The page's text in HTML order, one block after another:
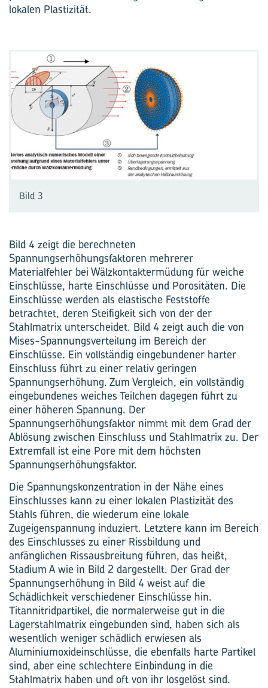
lokalen Plastizität.
Bild 3
Bild 4 zeigt die ­berechneten
Spannungserhöhungsfaktoren mehrerer
Materialfehler bei Wälzkontaktermüdung für weiche
Einschlüsse, harte Einschlüsse und Porositäten. Die
Einschlüsse werden als elastische Feststoffe
betrachtet, deren Steifigkeit sich von der der
Stahlmatrix unterscheidet. Bild 4 zeigt auch die von
Mises-Spannungsverteilung im Bereich der
Einschlüsse. Ein vollständig eingebundener harter
Einschluss führt zu einer relativ geringen
Spannungserhöhung. Zum Vergleich, ein vollständig
eingebundenes weiches Teilchen dagegen führt zu
einer höheren Spannung. Der
Spannungserhöhungsfaktor nimmt mit dem Grad der
Ablösung zwischen Einschluss und ­Stahlmatrix zu. Der
Extremfall ist eine Pore mit dem höchsten
Spannungserhöhungsfaktor.
Die Spannungskonzentration in der Nähe eines
Einschlusses kann zu einer lokalen Plastizität des
Stahls führen, die wiederum eine lokale
Zugeigenspannung induziert. Letztere kann im Bereich
des Einschlusses zu einer Rissbildung und
anfänglichen Rissausbreitung führen, das heißt,
Stadium A wie in Bild 2 dargestellt. Der Grad der
Spannungserhöhung in Bild 4 weist auf die
Schädlichkeit verschiedener Einschlüsse hin.
Titannitridpartikel, die normalerweise gut in die
Lagerstahlmatrix eingebunden sind, haben sich als
wesentlich weniger schädlich erwiesen als
Aluminiumoxideinschlüsse, die ebenfalls harte Partikel
sind, aber eine schlechtere Einbindung in die
Stahlmatrix haben und oft von ihr losgelöst sind.